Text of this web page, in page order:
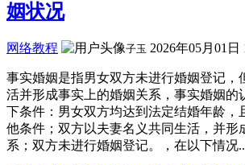
姻状况
网络教程 子玉 2026年05月01日
事实婚姻是指男女双方未进行婚姻登记，
活并形成事实上的婚姻关系，事实婚姻的
下条件：男女双方均达到法定结婚年龄，
他条件；双方以夫妻名义共同生活，并形
系；双方未进行婚姻登记。，在以下情况